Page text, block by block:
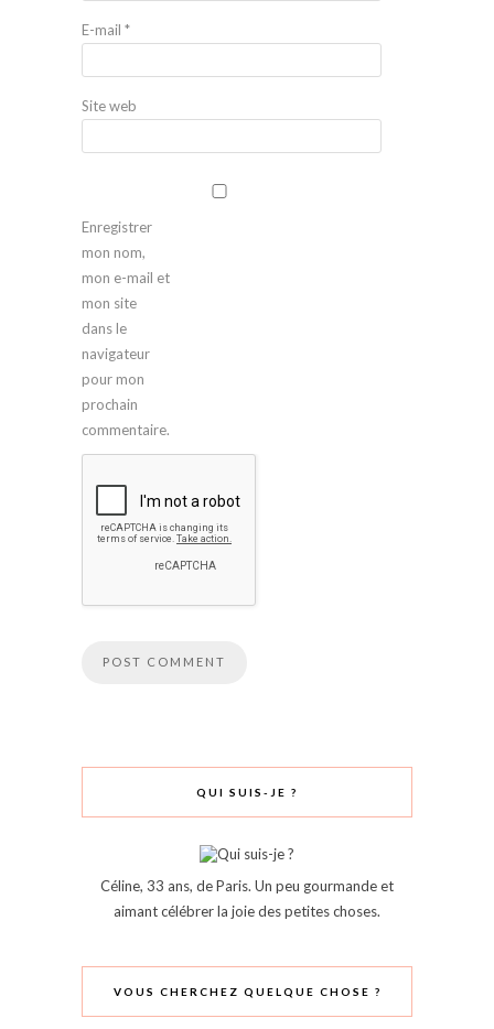
E-mail *
Site web
Enregistrer
mon nom,
mon e-mail et
mon site
dans le
navigateur
pour mon
prochain
commentaire.
QUI SUIS-JE ?
Céline, 33 ans, de Paris. Un peu gourmande et
aimant célébrer la joie des petites choses.
VOUS CHERCHEZ QUELQUE CHOSE ?